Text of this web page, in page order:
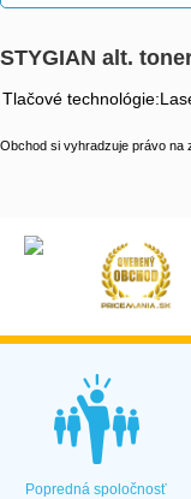
STYGIAN alt.
Tlačové
Obchod si vyhradzuje právo na
Popredná spoločnosť